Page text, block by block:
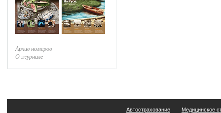
Архив номеров
О журнале
Автострахование Медицинское